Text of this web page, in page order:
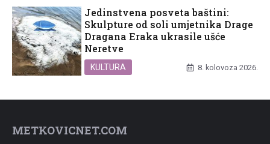
Jedinstvena posveta baštini:
Skulpture od soli umjetnika Drage
Dragana Eraka ukrasile ušće
Neretve
KULTURA 8. kolovoza 2026.
METKOVICNET.COM